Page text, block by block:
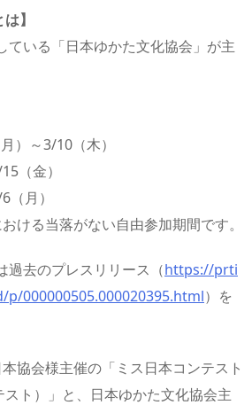
】
ている「日本ゆかた文化協会」が主
）～3/10（木）
（金）
月）
ける当落がない自由参加期間です。
過去のプレスリリース（https://prti
000000505.000020395.html）を
協会様主催の「ミス日本コンテスト
スト）」と、日本ゆかた文化協会主